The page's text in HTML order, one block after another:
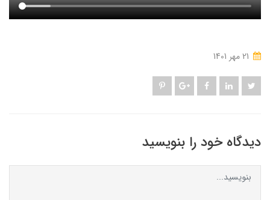
دیدگاه خود را بنویسید